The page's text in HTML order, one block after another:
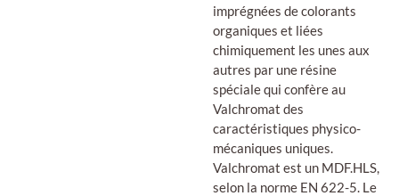
imprégnées de colorants
organiques et liées
chimiquement les unes aux
autres par une résine
spéciale qui confère au
Valchromat des
caractéristiques physico-
mécaniques uniques.
Valchromat est un MDF.HLS,
selon la norme EN 622-5. Le